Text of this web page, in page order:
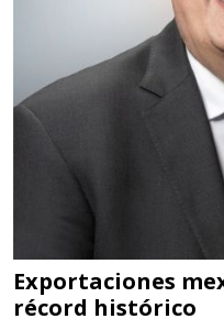
Aplicar al
Empresa en
SCRAP
Somos
DE RESIDUOS
FISCAL
Exportaciones
récord histórico